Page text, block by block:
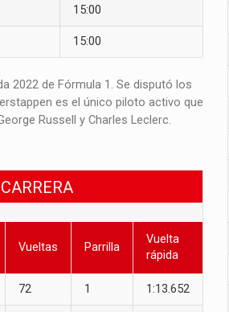
15:00
15:00
2022 de Fórmula 1. Se disputó los
es el único piloto activo que
Russell y Charles Leclerc.​
Vueltas Parrilla
Vuelta
rápida
72 1 1:13.652